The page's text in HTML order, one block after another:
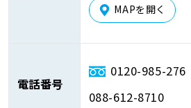
MAPを開く
電話番号
0120-985-276
088-612-8710